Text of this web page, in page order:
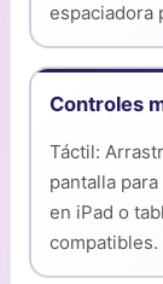
espaciadora
Controles
Táctil:
pantalla
en iPad o
compatibles.